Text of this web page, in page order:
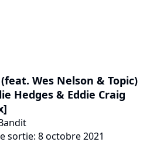
Wes Nelson & Topic)
Hedges & Eddie Craig
sortie: 8 octobre 2021